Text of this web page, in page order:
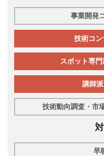
事業開発
技術コ
スポット専
講師
技術動向調査・市
早